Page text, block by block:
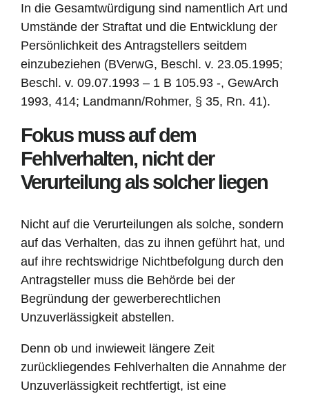
In die Gesamtwürdigung sind namentlich Art und
Umstände der Straftat und die Entwicklung der
Persönlichkeit des Antragstellers seitdem
einzubeziehen (BVerwG, Beschl. v. 23.05.1995;
Beschl. v. 09.07.1993 – 1 B 105.93 -, GewArch
1993, 414; Landmann/Rohmer, § 35, Rn. 41).
Fokus muss auf dem
Fehlverhalten, nicht der
Verurteilung als solcher liegen
Nicht auf die Verurteilungen als solche, sondern
auf das Verhalten, das zu ihnen geführt hat, und
auf ihre rechtswidrige Nichtbefolgung durch den
Antragsteller muss die Behörde bei der
Begründung der gewerberechtlichen
Unzuverlässigkeit abstellen.
Denn ob und inwieweit längere Zeit
zurückliegendes Fehlverhalten die Annahme der
Unzuverlässigkeit rechtfertigt, ist eine